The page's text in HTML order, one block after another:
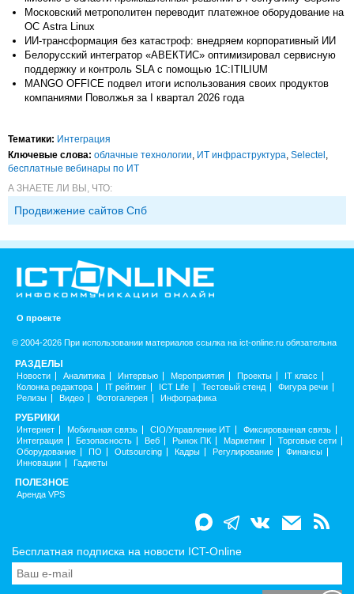
Московский метрополитен переводит платежное оборудование на
ОС Astra Linux
ИИ-трансформация без катастроф: внедряем корпоративный ИИ
Белорусский интегратор «АВЕКТИС» оптимизировал сервисную
поддержку и контроль SLA с помощью 1С:ITILIUM
MANGO OFFICE подвел итоги использования своих продуктов
компаниями Поволжья за I квартал 2026 года
Тематики: Интеграция
Ключевые слова: облачные технологии ИТ инфраструктура Selectel
бесплатные вебинары по ИТ
А ЗНАЕТЕ ЛИ ВЫ, ЧТО:
Продвижение сайтов Спб
О проекте
© 2004-2026 При использовании материалов ссылка на ict-online.ru обязательна
РАЗДЕЛЫ
Новости Аналитика Интервью Мероприятия Проекты
IT класс
Колонка редактора
IT рейтинг ICT Life Тестовый стенд
Фигура речи
Релизы
Видео Фотогалерея Инфографика
РУБРИКИ
Интернет Мобильная связь CIO/Управление ИТ
Фиксированная связь
Интеграция
Безопасность Веб Рынок ПК Маркетинг
Торговые сети
Оборудование
ПО Outsourcing Кадры Регулирование
Финансы
Инновации
Гаджеты
ПОЛЕЗНОЕ
Аренда VPS
Бесплатная подписка на новости ICT-Online